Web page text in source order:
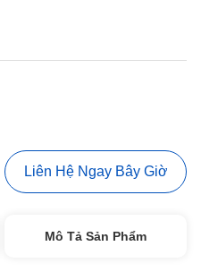
Liên Hệ Ngay Bây Giờ
Mô Tả Sản Phẩm